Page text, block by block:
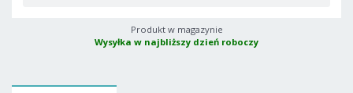
Produkt w magazynie
Wysyłka w najbliższy dzień roboczy